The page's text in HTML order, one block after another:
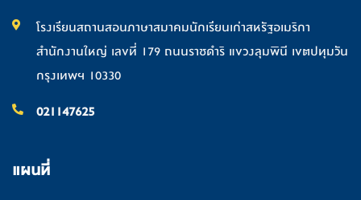
โรงเรียนสถานสอนภาษาสมาคมนักเรียนเก่าสหรัฐอเมริกา
สำนักงานใหญ่ เลขที่ 179 ถนนราชดำริ แขวงลุมพินี เขตปทุมวัน
กรุงเทพฯ 10330
021147625
แผนที่